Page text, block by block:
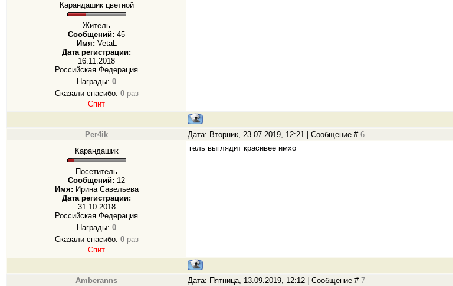
Карандашик цветной
Житель
Сообщений: 45
Имя: VetaL
Дата регистрации:
16.11.2018
Российская Федерация
Награды: 0
Сказали спасибо: 0раз
Спит
Per4ik Дата: Вторник, 23.07.2019, 12:21 | Сообщение # 6
Карандашик
Посетитель
Сообщений: 12
Имя: Ирина Савельева
Дата регистрации:
31.10.2018
Российская Федерация
Награды: 0
Сказали спасибо: 0раз
Спит
гель выглядит красивее имхо
Amberanns Дата: Пятница, 13.09.2019, 12:12 | Сообщение # 7